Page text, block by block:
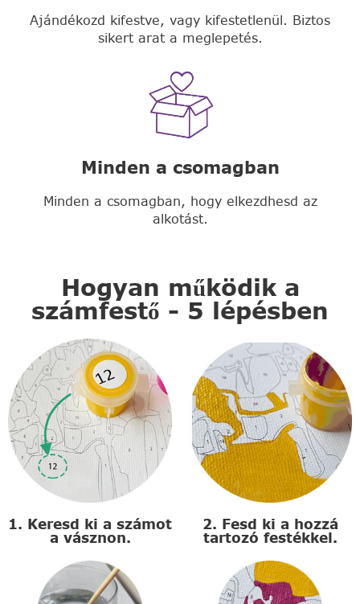
Ajándékozd kifestve, vagy kifestetlenül. Biztos
sikert arat a meglepetés.
Minden a csomagban
Minden a csomagban, hogy elkezdhesd az
alkotást.
Hogyan működik a
számfestő - 5 lépésben
1. Keresd ki a számot
a vásznon.
2. Fesd ki a hozzá
tartozó festékkel.